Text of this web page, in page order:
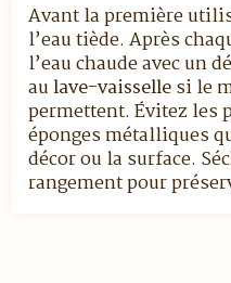
Avant la première
l’eau tiède. Après
l’eau chaude avec un
aulave-vaissellesi le
permettent. Évitez les
éponges métalliques
décor ou la surface.
rangement pour